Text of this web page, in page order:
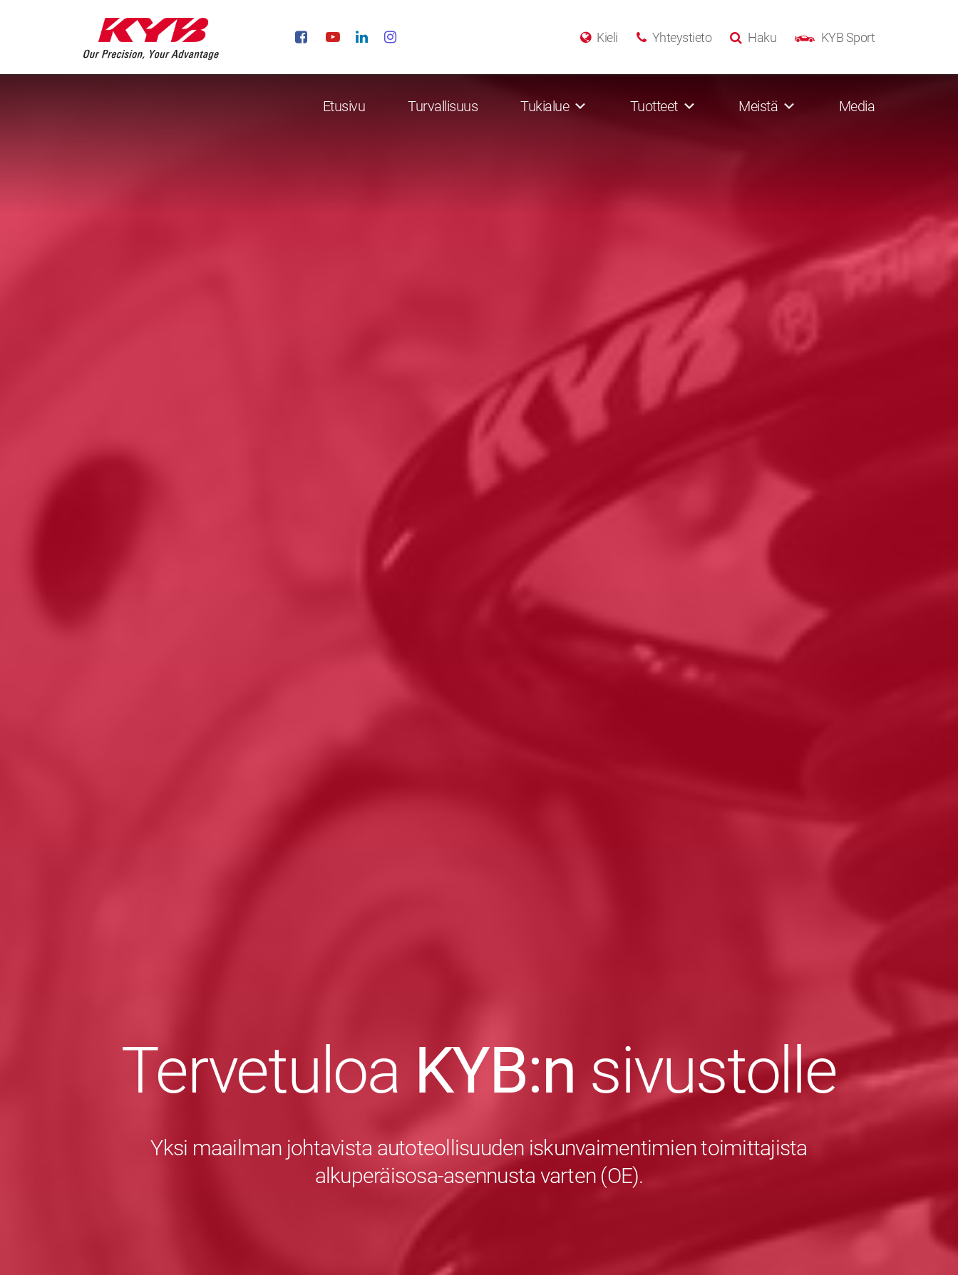
KYB Sport
Haku
Yhteystieto
Kieli
Etusivu Turvallisuus Tukialue Tuotteet Meistä Media
Tervetuloa KYB:n sivustolle
Yksi maailman johtavista autoteollisuuden iskunvaimentimien toimittajista
alkuperäisosa-asennusta varten (OE).